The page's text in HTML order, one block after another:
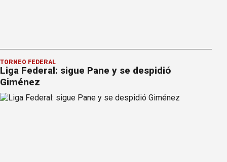
TORNEO FEDERAL
Liga Federal: sigue Pane y se despidió
Giménez